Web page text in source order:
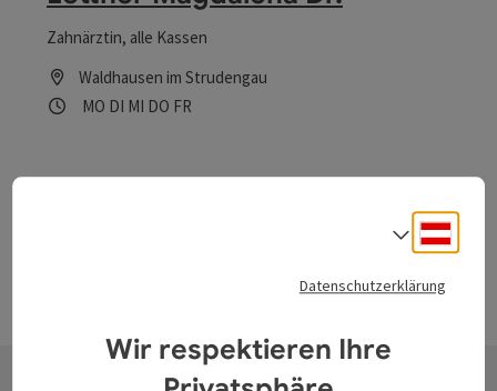
Zahnärztin, alle Kassen
Waldhausen im Strudengau
Öffnungszeiten
MO Montag geöffnet
DI Dienstag geöffnet
MI Mittwoch geöffnet
DO Donnerstag geöffnet
FRFreitag geöffnet
Datenschutzerklärung
Wir respektieren Ihre